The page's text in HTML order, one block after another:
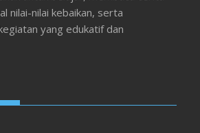
nilai-nilai kebaikan, serta
yang edukatif dan